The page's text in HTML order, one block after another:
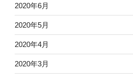
2020年6月
2020年5月
2020年4月
2020年3月